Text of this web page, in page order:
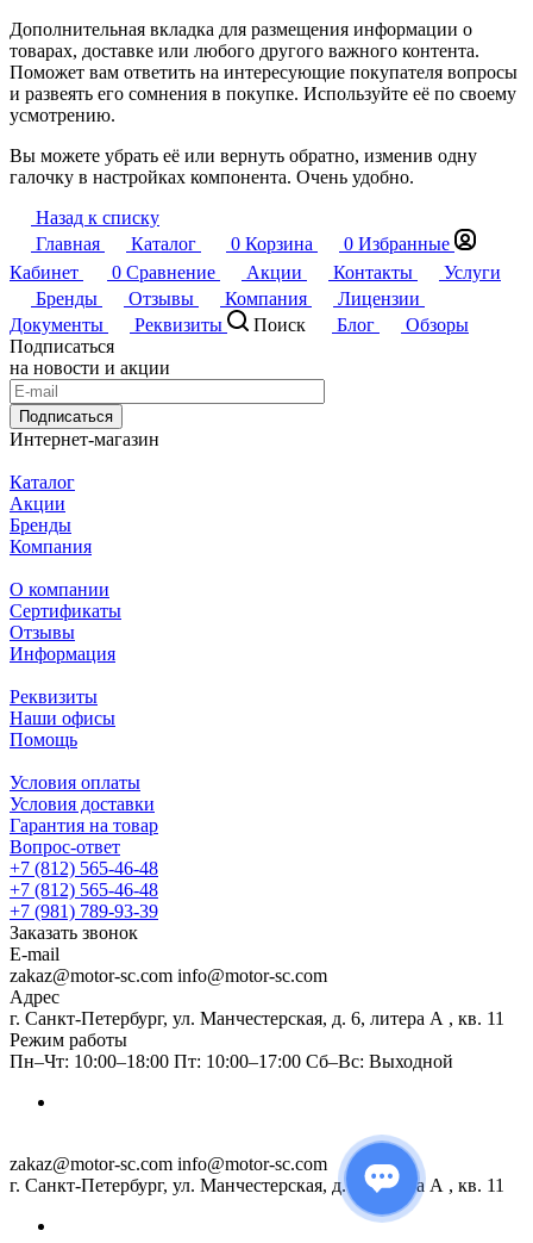
Дополнительная вкладка для размещения информации о
товарах, доставке или любого другого важного контента.
Поможет вам ответить на интересующие покупателя вопросы
и развеять его сомнения в покупке. Используйте её по своему
усмотрению.
Вы можете убрать её или вернуть обратно, изменив одну
галочку в настройках компонента. Очень удобно.
Назад к списку
Главная
Каталог 0 Корзина 0 Избранные
Кабинет
0 Сравнение Акции Контакты
Услуги
Бренды
Отзывы Компания
Лицензии
Документы
Реквизиты Поиск Блог
Обзоры
Подписаться
на новости и акции
Подписаться
Интернет-магазин
Каталог
Акции
Бренды
Компания
О компании
Сертификаты
Отзывы
Информация
Реквизиты
Наши офисы
Помощь
Условия оплаты
Условия доставки
Гарантия на товар
Вопрос-ответ
+7 (812) 565-46-48
+7 (812) 565-46-48
+7 (981) 789-93-39
Заказать звонок
E-mail
zakaz@motor-sc.com info@motor-sc.com
Адрес
г. Санкт-Петербург, ул. Манчестерская, д. 6, литера А , кв. 11
Режим работы
Пн–Чт: 10:00–18:00 Пт: 10:00–17:00 Сб–Вс: Выходной
zakaz@motor-sc.com info@motor-sc.com
г. Санкт-Петербург, ул. Манчестерская, д. 6, литера А , кв. 11